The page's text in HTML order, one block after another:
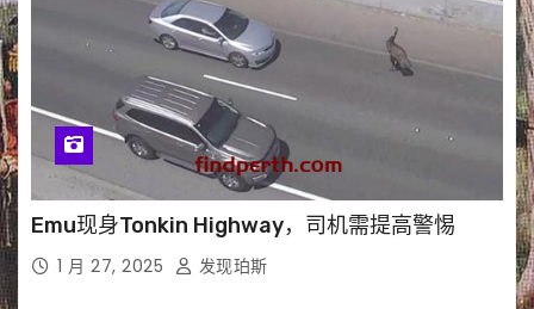
Emu现身Tonkin Highway，司机需提高警惕
1 月 27, 2025 发现珀斯